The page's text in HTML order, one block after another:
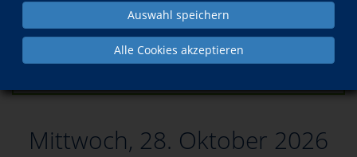
Auswahl speichern
Alle Cookies akzeptieren
Kurs in den Warenkorb legen
Mittwoch, 28. Oktober 2026